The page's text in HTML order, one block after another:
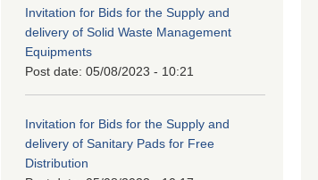
Invitation for Bids for the Supply and
delivery of Solid Waste Management
Equipments
Post date: 05/08/2023 - 10:21
Invitation for Bids for the Supply and
delivery of Sanitary Pads for Free
Distribution